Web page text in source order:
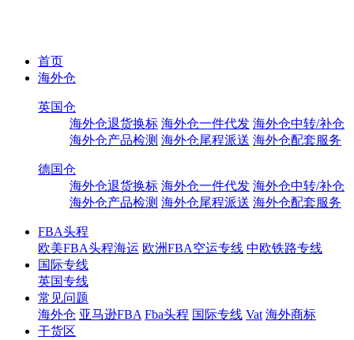
首页
海外仓
英国仓
海外仓退货换标 海外仓一件代发 海外仓中转/补仓
海外仓产品检测 海外仓尾程派送 海外仓配套服务
德国仓
海外仓退货换标 海外仓一件代发 海外仓中转/补仓
海外仓产品检测 海外仓尾程派送 海外仓配套服务
FBA头程
欧美FBA头程海运 欧洲FBA空运专线 中欧铁路专线
国际专线
英国专线
常见问题
海外仓 亚马逊FBA Fba头程 国际专线 Vat 海外商标
干货区